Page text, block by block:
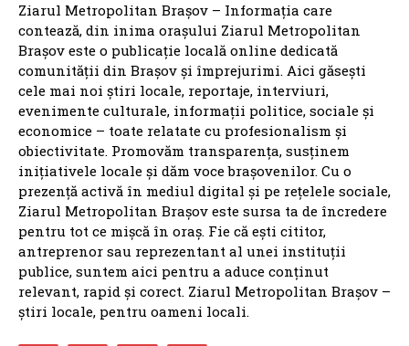
Ziarul Metropolitan Brașov – Informația care
contează, din inima orașului Ziarul Metropolitan
Brașov este o publicație locală online dedicată
comunității din Brașov și împrejurimi. Aici găsești
cele mai noi știri locale, reportaje, interviuri,
evenimente culturale, informații politice, sociale și
economice – toate relatate cu profesionalism și
obiectivitate. Promovăm transparența, susținem
inițiativele locale și dăm voce brașovenilor. Cu o
prezență activă în mediul digital și pe rețelele sociale,
Ziarul Metropolitan Brașov este sursa ta de încredere
pentru tot ce mișcă în oraș. Fie că ești cititor,
antreprenor sau reprezentant al unei instituții
publice, suntem aici pentru a aduce conținut
relevant, rapid și corect. Ziarul Metropolitan Brașov –
știri locale, pentru oameni locali.